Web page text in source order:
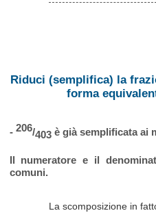
Riduci (semplifica) la
forma
- 206/403è già semplificata ai
Il numeratore e il
comuni.
La scomposizione in